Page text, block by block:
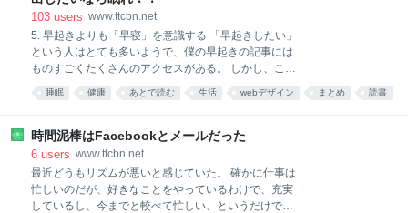
とができた。 支えてくださり、応援してくださった皆
やって、それから4年のフリーランス生活。 その違い
を一言でいえば、「180度、すべてが違う」というこ
とになる。 モノの考え方、価値観、行動パターンな
ど、以前の自分とは較べものにならないくらいの変化
103 users www.ttcbn.net
5. 早起きよりも「早寝」を意識する 「早起きしたい」
という人はとても多いようで、僕の早起きの記事には
ものすごくたくさんのアクセスがある。 しかし、ここ
に一つ重大な落とし穴がある。 早起きにばかり意識が
行くと、たとえ夜の就寝が遅い時間にずれ込んでも、
まい、結果寝不足が続くことになりやすい。 僕も以前
は「午前4時半起き」に起床時刻を固定していたこと
があった。 多少寝不足でも目覚ましで4時半に起きる
ようにしていたのだが、これが良くなかった。 4時半
に起きるなら、7時間睡眠を確保するなら、毎晩9時30
睡眠 健康 あとで読む 生活 webデザイン まとめ 読書
時間泥棒はFacebookとメールだった
6 users www.ttcbn.net
最近どうもリズムが悪いと感じていた。 確かに仕事は
忙しいのだが、好きなことをやっているわけで、充実
しているし、今までと較べて忙しい、というだけであ